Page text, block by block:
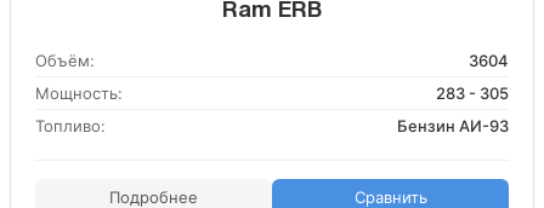
Ram ERB
Объём:
3604
Мощность:
283 - 305
Топливо:
Бензин АИ-93
Подробнее Сравнить